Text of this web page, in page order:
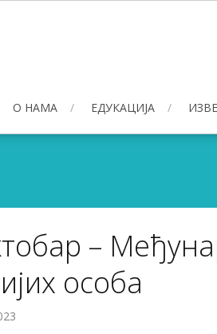
О НАМА ЕДУКАЦИЈА
–
особа